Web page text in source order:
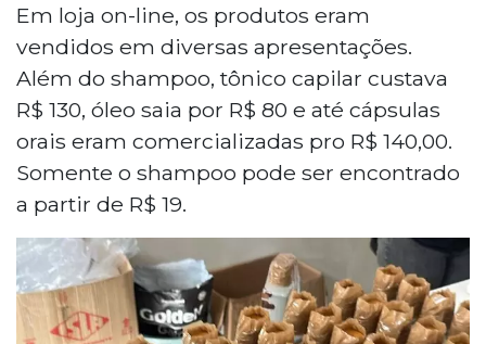
Em loja on-line, os produtos eram
vendidos em diversas apresentações.
Além do shampoo, tônico capilar custava
R$ 130, óleo saia por R$ 80 e até cápsulas
orais eram comercializadas pro R$ 140,00.
Somente o shampoo pode ser encontrado
a partir de R$ 19.